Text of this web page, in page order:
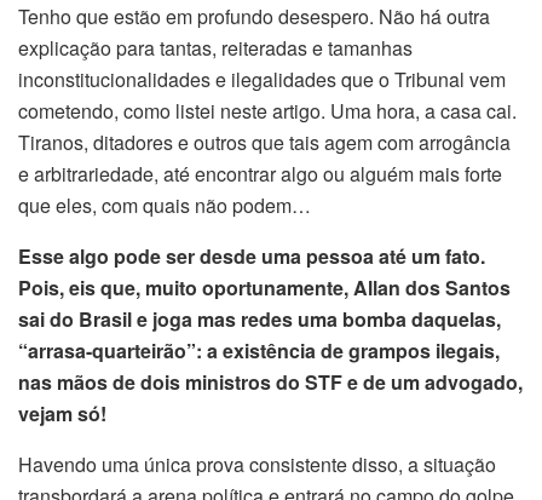
Tenho que estão em profundo desespero. Não há outra
explicação para tantas, reiteradas e tamanhas
inconstitucionalidades e ilegalidades que o Tribunal vem
cometendo, como listei neste artigo. Uma hora, a casa cai.
Tiranos, ditadores e outros que tais agem com arrogância
e arbitrariedade, até encontrar algo ou alguém mais forte
que eles, com quais não podem…
Esse algo pode ser desde uma pessoa até um fato.
Pois, eis que, muito oportunamente, Allan dos Santos
sai do Brasil e joga mas redes uma bomba daquelas,
“arrasa-quarteirão”: a existência de grampos ilegais,
nas mãos de dois ministros do STF e de um advogado,
vejam só!
Havendo uma única prova consistente disso, a situação